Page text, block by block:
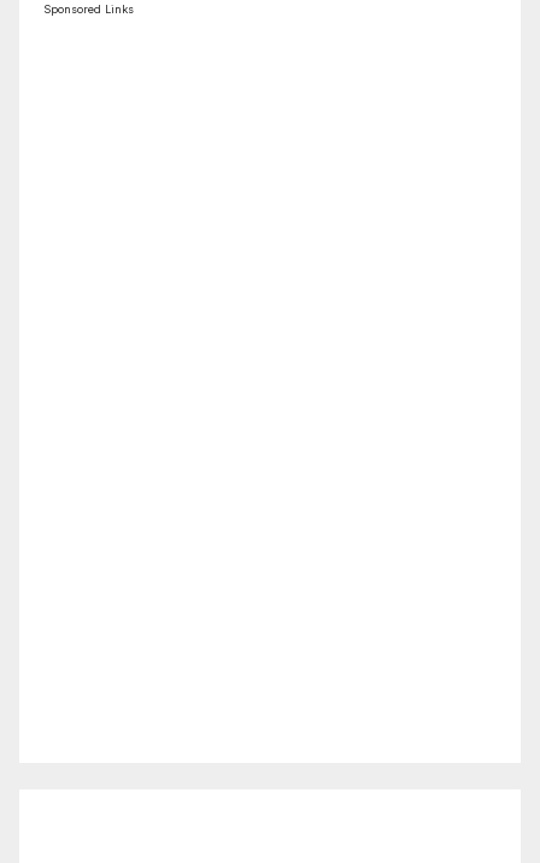
Sponsored Links